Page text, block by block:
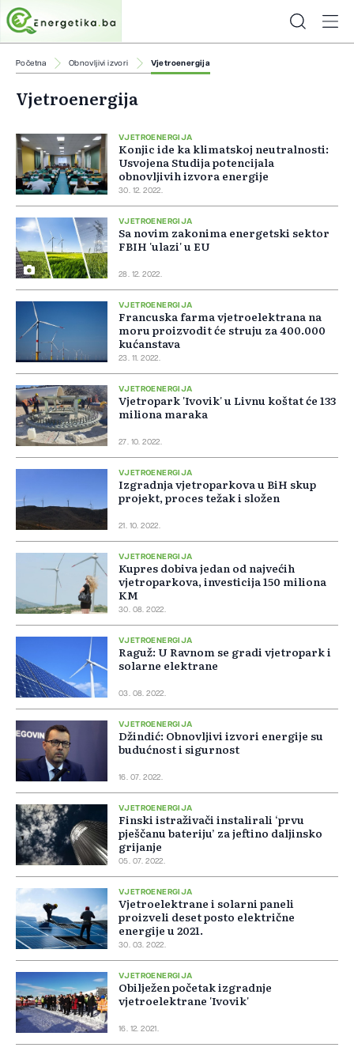
Početna Obnovljivi izvori Vjetroenergija
Vjetroenergija
VJETROENERGIJA
Konjic ide ka klimatskoj neutralnosti:
Usvojena Studija potencijala
obnovljivih izvora energije
30. 12. 2022.
VJETROENERGIJA
Sa novim zakonima energetski sektor
FBIH 'ulazi' u EU
28. 12. 2022.
VJETROENERGIJA
Francuska farma vjetroelektrana na
moru proizvodit će struju za 400.000
kućanstava
23. 11. 2022.
VJETROENERGIJA
Vjetropark 'Ivovik' u Livnu koštat će 133
miliona maraka
27. 10. 2022.
VJETROENERGIJA
Izgradnja vjetroparkova u BiH skup
projekt, proces težak i složen
21. 10. 2022.
VJETROENERGIJA
Kupres dobiva jedan od najvećih
vjetroparkova, investicija 150 miliona
KM
30. 08. 2022.
VJETROENERGIJA
Raguž: U Ravnom se gradi vjetropark i
solarne elektrane
03. 08. 2022.
VJETROENERGIJA
Džindić: Obnovljivi izvori energije su
budućnost i sigurnost
16. 07. 2022.
VJETROENERGIJA
Finski istraživači instalirali ‘prvu
pješčanu bateriju’ za jeftino daljinsko
grijanje
05. 07. 2022.
VJETROENERGIJA
Vjetroelektrane i solarni paneli
proizveli deset posto električne
energije u 2021.
30. 03. 2022.
VJETROENERGIJA
Obilježen početak izgradnje
vjetroelektrane 'Ivovik'
16. 12. 2021.